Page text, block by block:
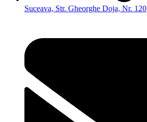
Suceava, Str. Gheorghe Doja, Nr. 120